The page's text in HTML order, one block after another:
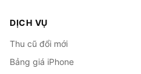
DỊCH VỤ
Thu cũ đổi mới
Bảng giá iPhone